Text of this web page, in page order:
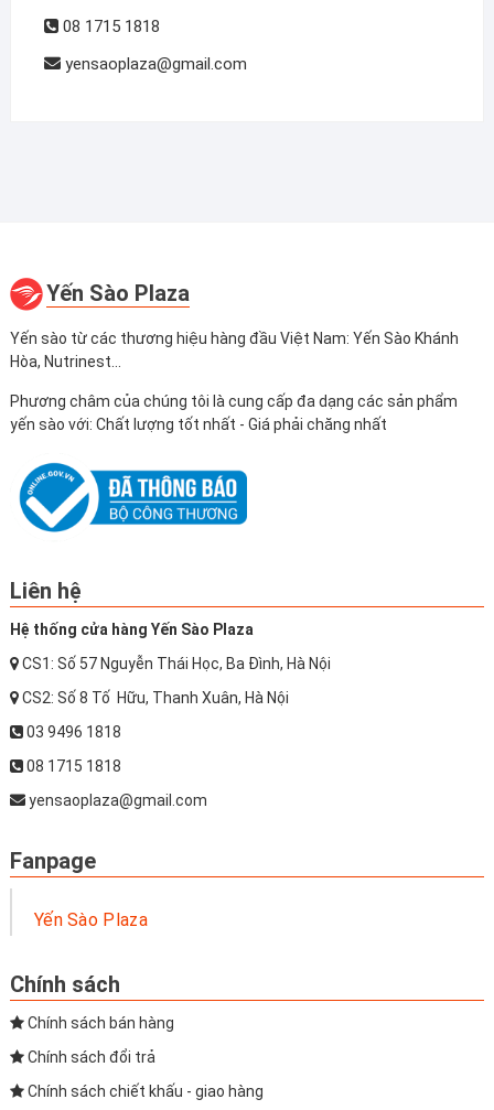
08 1715 1818
yensaoplaza@gmail.com
Yến Sào Plaza
Yến sào từ các thương hiệu hàng đầu Việt Nam: Yến Sào Khánh
Hòa, Nutrinest...
Phương châm của chúng tôi là cung cấp đa dạng các sản phẩm
yến sào với: Chất lượng tốt nhất - Giá phải chăng nhất
Liên hệ
Hệ thống cửa hàng Yến Sào Plaza
CS1: Số 57 Nguyễn Thái Học, Ba Đình, Hà Nội
CS2: Số 8 Tố Hữu, Thanh Xuân, Hà Nội
03 9496 1818
08 1715 1818
yensaoplaza@gmail.com
Fanpage
Yến Sào Plaza
Chính sách
Chính sách bán hàng
Chính sách đổi trả
Chính sách chiết khấu - giao hàng